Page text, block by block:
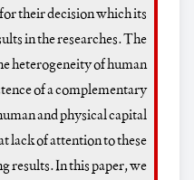
their decision which its
in the researches. The
heterogeneity of human
of a complementary
and physical capital
lack of attention to these
results. In this paper, we